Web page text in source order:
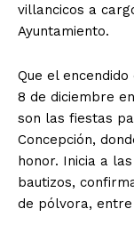
villancicos a
Ayuntamiento.
Que el
8 de diciembre
son las fiestas
Concepción,
honor. Inicia a
bautizos,
de pólvora,